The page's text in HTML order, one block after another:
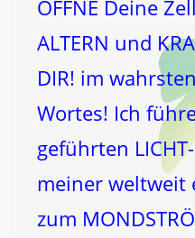
ÖFFNE Deine
ALTERN und
DIR! im
Wortes! Ich
geführten
meiner weltweit
zum